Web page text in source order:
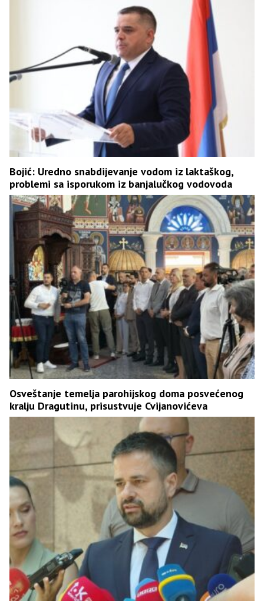
Bojić: Uredno snabdijevanje vodom iz laktaškog,
problemi sa isporukom iz banjalučkog vodovoda
Osveštanje temelja parohijskog doma posvećenog
kralju Dragutinu, prisustvuje Cvijanovićeva